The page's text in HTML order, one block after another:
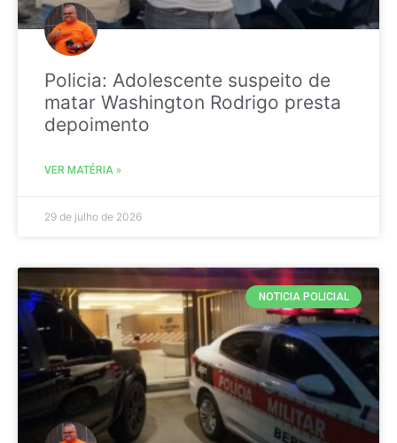
Policia: Adolescente suspeito de
matar Washington Rodrigo presta
depoimento
VER MATÉRIA »
29 de julho de 2026
NOTICIA POLICIAL